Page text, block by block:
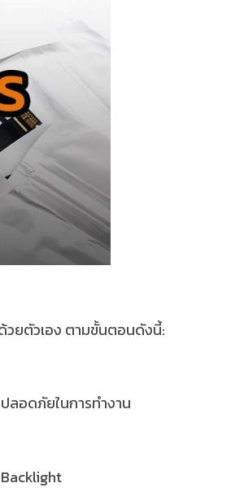
วยตัวเอง ตามขั้นตอนดังนี้:
ลอดภัยในการทำงาน